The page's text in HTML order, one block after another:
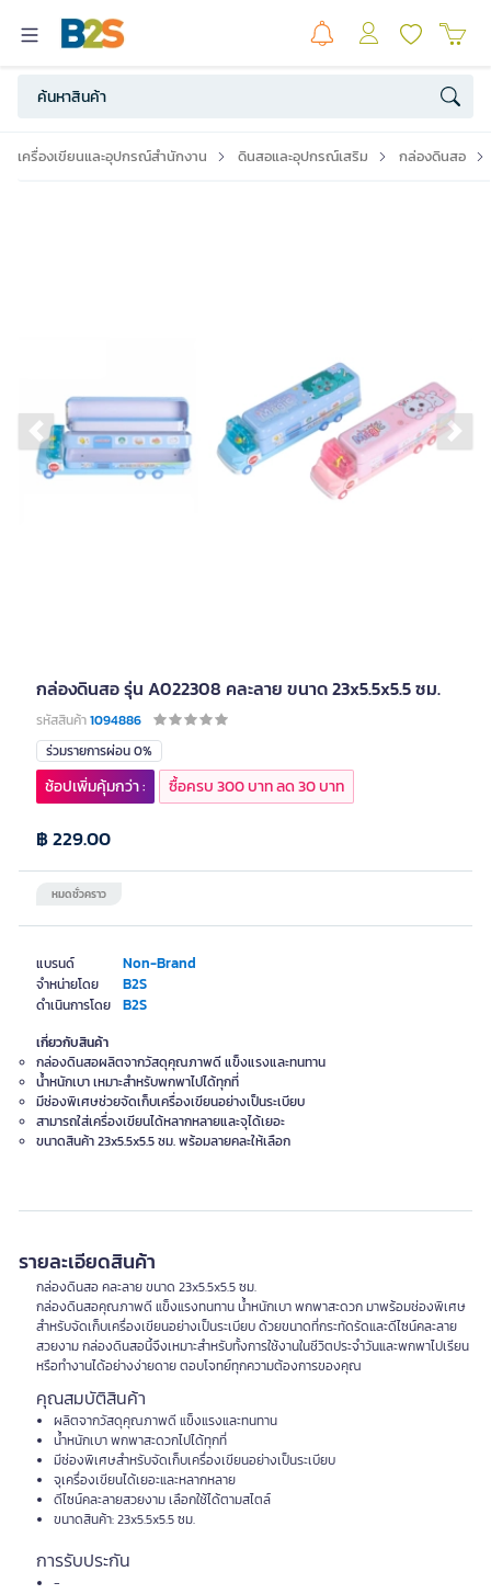
เครื่องเขียนและอุปกรณ์สำนักงาน ดินสอและอุปกรณ์เสริม กล่องดินสอ
Previous slide
กล่องดินสอ รุ่น A022308 คละลาย ขนาด 23x5.5x5.5 ซม.
รหัสสินค้า1094886
แบรนด์ Non-Brand
จำหน่ายโดย B2S
ดำเนินการโดย B2S
ร่วมรายการผ่อน 0%
หมดชั่วคราว
฿ 229.00
ช้อปเพิ่มคุ้มกว่า : ซื้อครบ 300 บาท ลด 30 บาท
เกี่ยวกับสินค้า
กล่องดินสอผลิตจากวัสดุคุณภาพดี แข็งแรงและทนทาน
น้ำหนักเบา เหมาะสำหรับพกพาไปได้ทุกที่
มีช่องพิเศษช่วยจัดเก็บเครื่องเขียนอย่างเป็นระเบียบ
สามารถใส่เครื่องเขียนได้หลากหลายและจุได้เยอะ
ขนาดสินค้า 23x5.5x5.5 ซม. พร้อมลายคละให้เลือก
รายละเอียดสินค้า
กล่องดินสอ คละลาย ขนาด 23x5.5x5.5 ซม.
กล่องดินสอคุณภาพดี แข็งแรงทนทาน น้ำหนักเบา พกพาสะดวก มาพร้อมช่องพิเศษ
สำหรับจัดเก็บเครื่องเขียนอย่างเป็นระเบียบ ด้วยขนาดที่กระทัดรัดและดีไซน์คละลาย
สวยงาม กล่องดินสอนี้จึงเหมาะสำหรับทั้งการใช้งานในชีวิตประจำวันและพกพาไปเรียน
หรือทำงานได้อย่างง่ายดาย ตอบโจทย์ทุกความต้องการของคุณ
คุณสมบัติสินค้า
ผลิตจากวัสดุคุณภาพดี แข็งแรงและทนทาน
น้ำหนักเบา พกพาสะดวกไปได้ทุกที่
มีช่องพิเศษสำหรับจัดเก็บเครื่องเขียนอย่างเป็นระเบียบ
จุเครื่องเขียนได้เยอะและหลากหลาย
ดีไซน์คละลายสวยงาม เลือกใช้ได้ตามสไตล์
ขนาดสินค้า: 23x5.5x5.5 ซม.
การรับประกัน
-